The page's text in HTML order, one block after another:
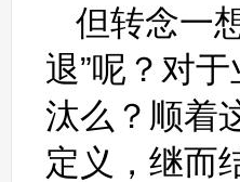
但转念一
退”呢？对
汰么？顺着
定义，继而